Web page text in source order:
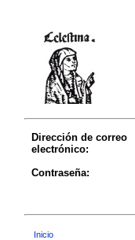
Dirección de correo
electrónico:
Contraseña:
Inicio